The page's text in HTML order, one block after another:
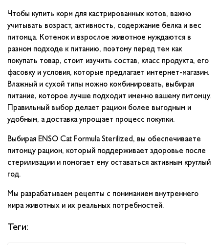
Чтобы купить корм для кастрированных котов, важно
учитывать возраст, активность, содержание белка и вес
питомца. Котенок и взрослое животное нуждаются в
разном подходе к питанию, поэтому перед тем как
покупать товар, стоит изучить состав, класс продукта, его
фасовку и условия, которые предлагает интернет-магазин.
Влажный и сухой типы можно комбинировать, выбирая
питание, которое лучше подходит именно вашему питомцу.
Правильный выбор делает рацион более выгодным и
удобным, а доставка упрощает процесс покупки.
Выбирая ENSO Cat Formula Sterilized, вы обеспечиваете
питомцу рацион, который поддерживает здоровье после
стерилизации и помогает ему оставаться активным круглый
год.
Мы разрабатываем рецепты с пониманием внутреннего
мира животных и их реальных потребностей.
Теги: